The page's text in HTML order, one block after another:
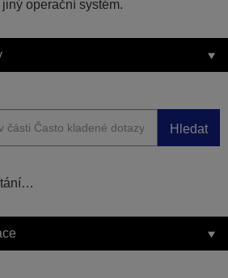
operační systém.
Hledat